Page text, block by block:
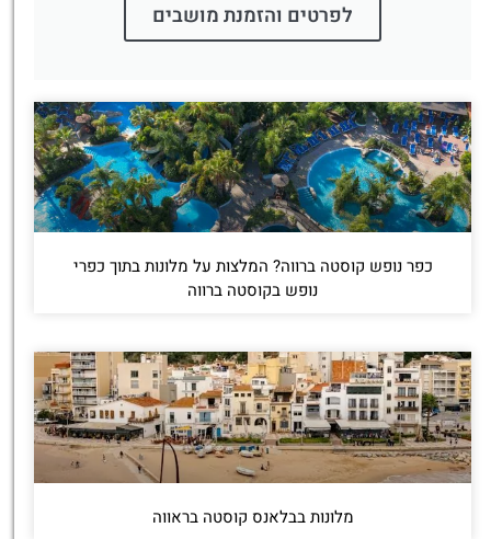
לפרטים והזמנת מושבים
כפר נופש קוסטה ברווה? המלצות על מלונות בתוך כפרי
נופש בקוסטה ברווה
מלונות בבלאנס קוסטה בראווה